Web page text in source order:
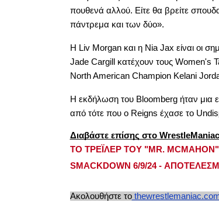
πουθενά αλλού. Είτε θα βρείτε
πάντρεμα και των δύο».
Η Liv Morgan και η Nia Jax είναι οι
Jade Cargill κατέχουν τους Women's
North American Champion Kelani
Η εκδήλωση του Bloomberg ήταν μια
από τότε που ο Reigns έχασε το
Διαβάστε επίσης στο
ΤΟ ΤΡΕΪΛΕΡ ΤΟΥ "MR. MCMAHON"
SMACKDOWN 6/9/24 -
Ακολουθήστε το